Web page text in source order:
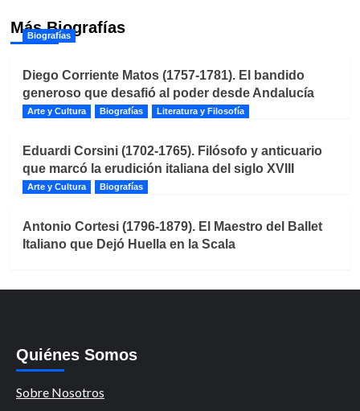
Más Biografías
Biografías
Diego Corriente Matos (1757-1781). El bandido
generoso que desafió al poder desde Andalucía
Arte y Cultura Biografías Literatura y Filosofía
Eduardi Corsini (1702-1765). Filósofo y anticuario
que marcó la erudición italiana del siglo XVIII
Arte y Cultura Biografías
Antonio Cortesi (1796-1879). El Maestro del Ballet
Italiano que Dejó Huella en la Scala
Quiénes Somos
Sobre Nosotros